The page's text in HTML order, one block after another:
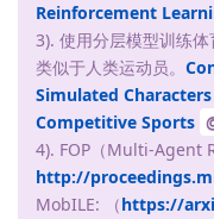
Reinforcement
3). 使用分层模型训练
类似于人类运动员。
Simulated
Competitive Sports
4). FOP（Multi-Agent
http://
MobILE: （https://